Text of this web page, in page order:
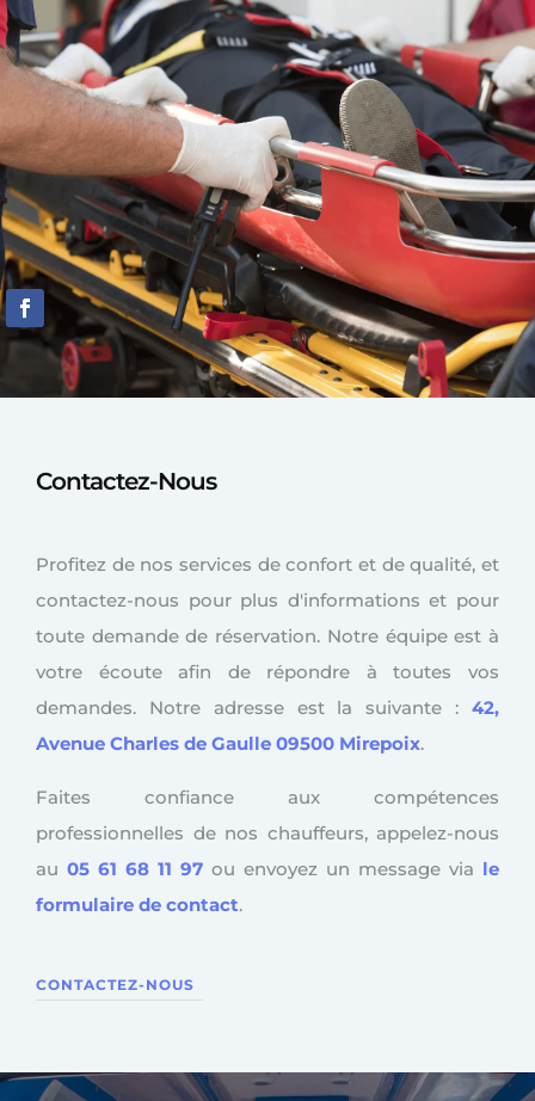
Contactez-Nous
Profitez de nos services de confort et de qualité, et
contactez-nous pour plus d'informations et pour
toute demande de réservation. Notre équipe est à
votre écoute afin de répondre à toutes vos
demandes. Notre adresse est la suivante : 42,
Avenue Charles de Gaulle 09500 Mirepoix.
Faites confiance aux compétences
professionnelles de nos chauffeurs, appelez-nous
au 05 61 68 11 97 ou envoyez un message via le
formulaire de contact.
CONTACTEZ-NOUS